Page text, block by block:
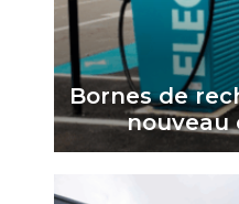
Bornes de
nouveau